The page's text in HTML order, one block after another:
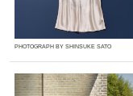
PHOTOGRAPH BY SHINSUKE SATO